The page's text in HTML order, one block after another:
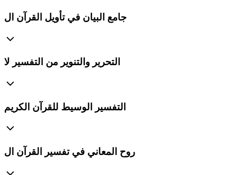
جامع البيان في تأويل القرآن ال
التحرير والتنوير من التفسير لا
التفسير الوسيط للقرآن الكريم
روح المعاني في تفسير القرآن ال